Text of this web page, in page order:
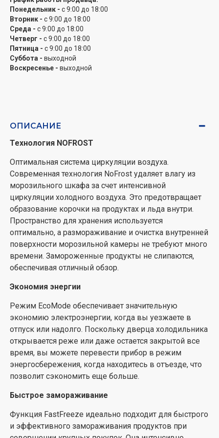
часов, поддерживая постоянную температуру, а затем
автоматически переключается на обычную
температуру морозильной камеры - 18°C.
Энергоэффективность
Бытовая техника, которой 15 лет и более, потребляет
управления, которые сводят потребление энергии к
минимуму.
Управление с помощью светодиодного дисплея
Управление с помощью светодиодного дисплея в
некоторых моделях обеспечивает высокую точность
контроля температуры. Более продвинутые модели
имеют раздельное управление температурой в
холодильном и морозильном отделениях. В
дополнение к базовому функционалу эти модели
также могут похвастаться функцией FastFreeze для
быстрого замораживания и SuperCool, которая
холодильника после большого количества покупок.
вас о повышении температуры в приборе.
Всегда отличный обзор
Светодиодная подсветка в морозильном отделении
обеспечивает превосходное и высокоэффективное
освещение. Она служит в 30 раз дольше обычных
Понедельник - с 9:00 до 18:00
Вторник - с 9:00 до 18:00
Среда - с 9:00 до 18:00
Четверг - с 9:00 до 18:00
Пятница - с 9:00 до 18:00
Суббота - выходной
Воскресенье - выходной
ОПИСАНИЕ
Технология NOFROST
Оптимальная система циркуляции воздуха.
Современная технология NoFrost удаляет влагу из
морозильного шкафа за счет интенсивной
циркуляции холодного воздуха. Это предотвращает
образование корочки на продуктах и льда внутри.
Пространство для хранения используется
оптимально, а размораживание и очистка внутренней
поверхности морозильной камеры не требуют много
времени. Замороженные продукты не слипаются,
обеспечивая отличный обзор.
Экономия энергии
Режим EcoMode обеспечивает значительную
экономию электроэнергии, когда вы уезжаете в
отпуск или надолго. Поскольку дверца холодильника
открывается реже или даже остается закрытой все
время, вы можете перевести прибор в режим
энергосбережения, когда находитесь в отъезде, что
позволит сэкономить еще больше.
Быстрое замораживание
Функция FastFreeze идеально подходит для быстрого
и эффективного замораживания продуктов при